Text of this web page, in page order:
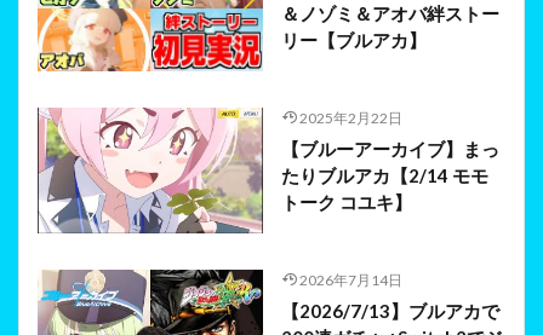
＆ノゾミ＆アオバ絆ストー
リー【ブルアカ】
2025年2月22日
【ブルーアーカイブ】まっ
たりブルアカ【2/14 モモ
トーク コユキ】
2026年7月14日
【2026/7/13】ブルアカで